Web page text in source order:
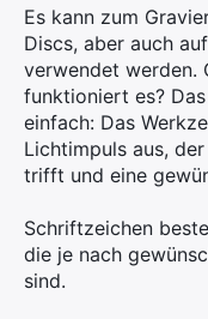
Es kann zum
Discs, aber auch
verwendet werden.
funktioniert es?
einfach: Das
Lichtimpuls aus,
trifft und eine
Schriftzeichen
die je nach
sind.